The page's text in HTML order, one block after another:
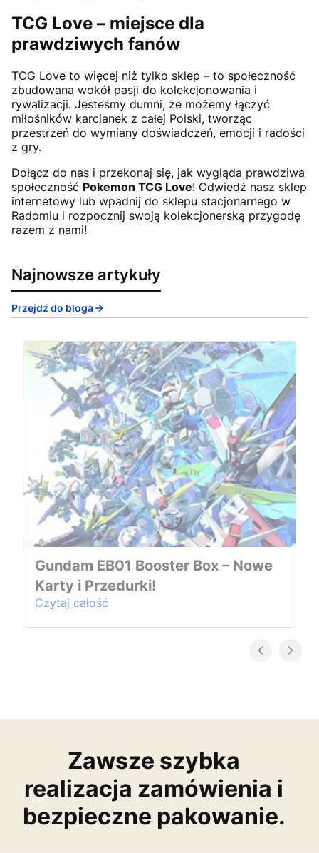
TCG Love – miejsce dla
prawdziwych fanów
TCG Love to więcej niż tylko sklep – to społeczność
zbudowana wokół pasji do kolekcjonowania i
rywalizacji. Jesteśmy dumni, że możemy łączyć
miłośników karcianek z całej Polski, tworząc
przestrzeń do wymiany doświadczeń, emocji i radości
z gry.
Dołącz do nas i przekonaj się, jak wygląda prawdziwa
społeczność Pokemon TCG Love! Odwiedź nasz sklep
internetowy lub wpadnij do sklepu stacjonarnego w
Radomiu i rozpocznij swoją kolekcjonerską przygodę
razem z nami!
Najnowsze artykuły
Przejdź do bloga
Gundam EB01 Booster Box – Nowe
Karty i Przedurki!
Czytaj całość
Zawsze szybka
realizacja zamówienia i
bezpieczne pakowanie.